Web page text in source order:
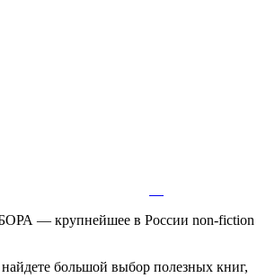
— крупнейшее в России non-fiction
большой выбор полезных книг,